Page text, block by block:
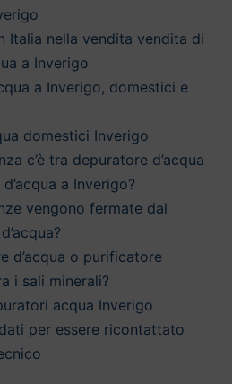
Italia nella vendita vendita di
a Inverigo
a Inverigo, domestici e
domestici Inverigo
c’è tra depuratore d’acqua
a Inverigo?
vengono fermate dal
d’acqua o purificatore
i sali minerali?
acqua Inverigo
per essere ricontattato